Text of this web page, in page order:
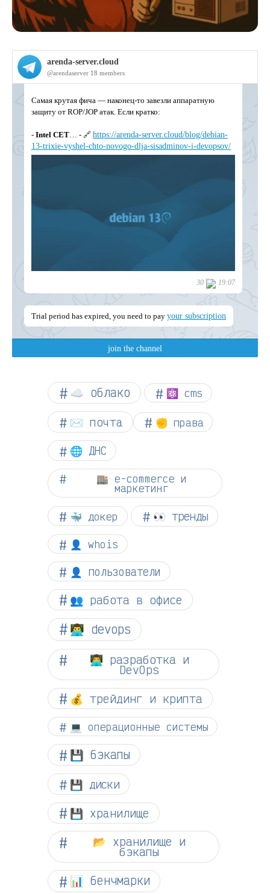
☁︎ облако ⚛ cms
✉️ почта ✊ права
🌐 ДНС
🏬 e-commerce и
маркетинг
🐳 докер 👀 тренды
👤 whois
👤 пользователи
👥 работа в офисе
👨‍💻 devops
👨‍💻 разработка и
DevOps
💰 трейдинг и крипта
💻 операционные системы
💾 бэкапы
💾 диски
💾 хранилище
📂 хранилище и
бэкапы
📊 бенчмарки